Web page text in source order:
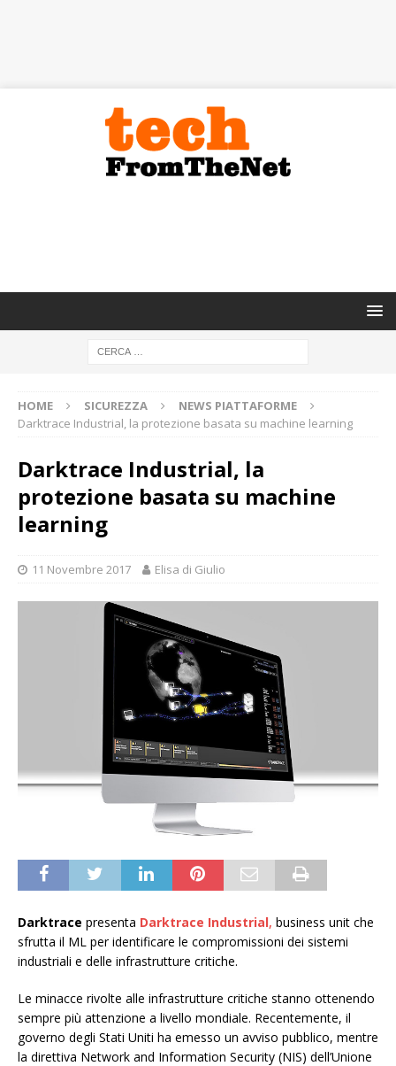
HOME SICUREZZA
NEWS PIATTAFORME
Darktrace Industrial, la protezione basata su machine learning
Darktrace Industrial, la
protezione basata su machine
learning
11 Novembre 2017 Elisa di Giulio
Darktrace presenta Darktrace Industrial, business unit che
sfrutta il ML per identificare le compromissioni dei sistemi
industriali e delle infrastrutture critiche.
Le minacce rivolte alle infrastrutture critiche stanno ottenendo
sempre più attenzione a livello mondiale. Recentemente, il
governo degli Stati Uniti ha emesso un avviso pubblico, mentre
la direttiva Network and Information Security (NIS) dell’Unione